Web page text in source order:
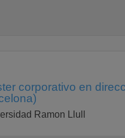
corporativo en
Ramon Llull